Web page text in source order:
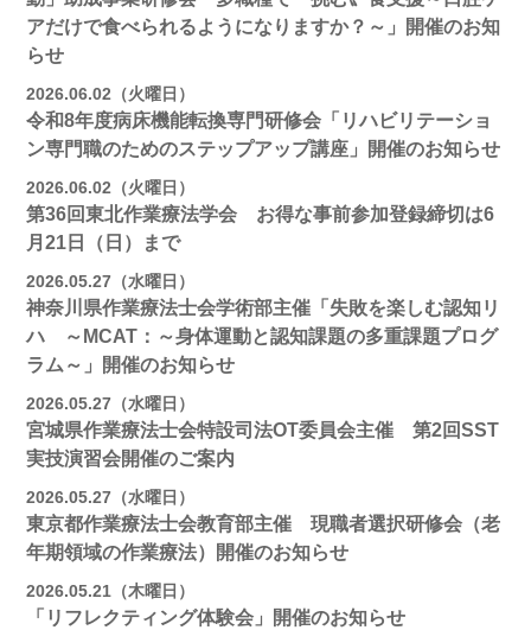
アだけで食べられるようになりますか？～」開催のお知
らせ
2026.06.02（火曜日）
令和8年度病床機能転換専門研修会「リハビリテーショ
ン専門職のためのステップアップ講座」開催のお知らせ
2026.06.02（火曜日）
第36回東北作業療法学会 お得な事前参加登録締切は6
月21日（日）まで
2026.05.27（水曜日）
神奈川県作業療法士会学術部主催「失敗を楽しむ認知リ
ハ ～MCAT：～身体運動と認知課題の多重課題プログ
ラム～」開催のお知らせ
2026.05.27（水曜日）
宮城県作業療法士会特設司法OT委員会主催 第2回SST
実技演習会開催のご案内
2026.05.27（水曜日）
東京都作業療法士会教育部主催 現職者選択研修会（老
年期領域の作業療法）開催のお知らせ
2026.05.21（木曜日）
「リフレクティング体験会」開催のお知らせ